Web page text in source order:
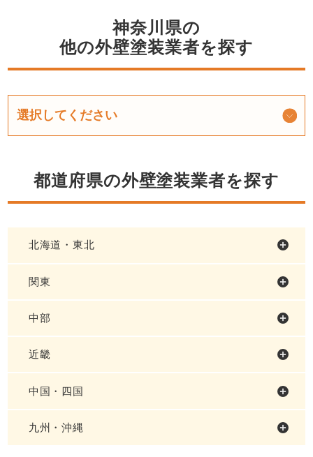
神奈川県の
他の外壁塗装業者を探す
都道府県の外壁塗装業者を探す
北海道・東北
関東
中部
近畿
中国・四国
九州・沖縄